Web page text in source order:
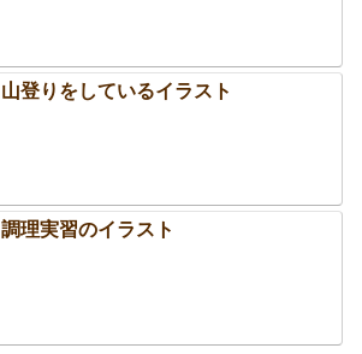
山登りをしているイラスト
調理実習のイラスト